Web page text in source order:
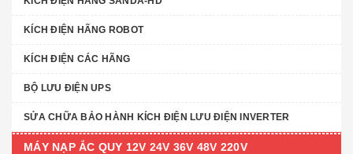
KÍCH ĐIỆN HÃNG ROBOT
KÍCH ĐIỆN CÁC HÃNG
BỘ LƯU ĐIỆN UPS
SỬA CHỮA BẢO HÀNH KÍCH ĐIỆN LƯU ĐIỆN INVERTER
MÁY NẠP ẮC QUY 12V 24V 36V 48V 220V